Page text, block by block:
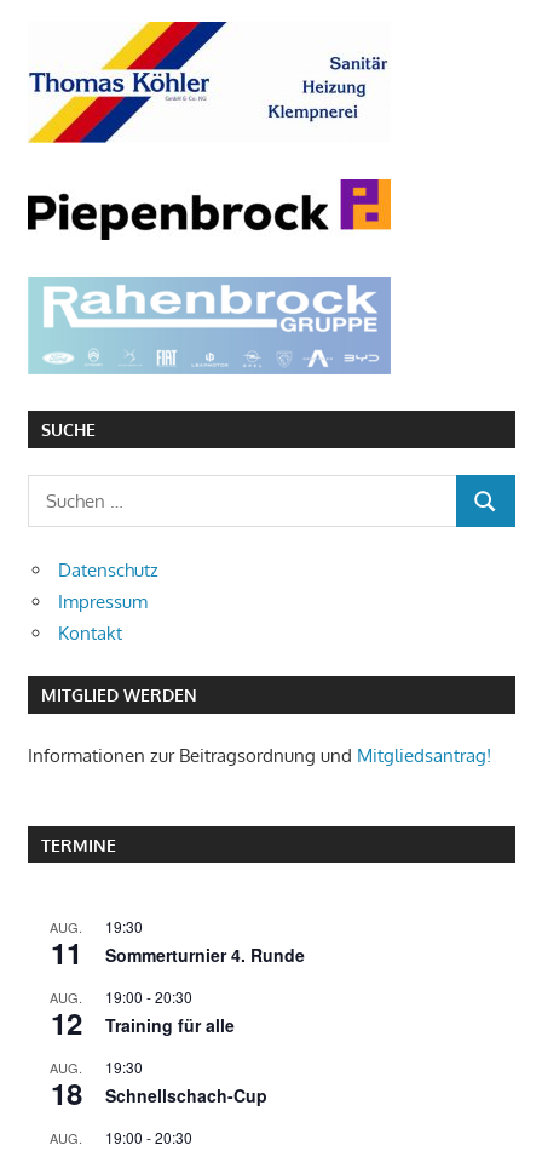
SUCHE
Suchen
nach:
SUCHEN
Datenschutz
Impressum
Kontakt
MITGLIED WERDEN
Informationen zur Beitragsordnung und Mitgliedsantrag!
TERMINE
AUG.
11
19:30
Sommerturnier 4. Runde
AUG.
12
19:00 -20:30
Training für alle
AUG.
18
19:30
Schnellschach-Cup
AUG. 19:00 -20:30